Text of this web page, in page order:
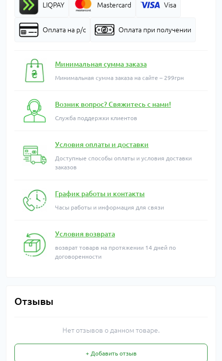
LIQPAY Mastercard Visa
Оплата на р/с Оплата при получении
Минимальная сумма заказа
Минимальная сумма заказа на сайте – 299грн
Возник вопрос? Свяжитесь с нами!
Служба поддержки клиентов
Условия оплаты и доставки
Доступные способы оплаты и условия доставки
заказов
График работы и контакты
Часы работы и информация для связи
Условия возврата
возврат товарв на протяжении 14 дней по
договоренности
Отзывы
Нет отзывов о данном товаре.
+ Добавить отзыв